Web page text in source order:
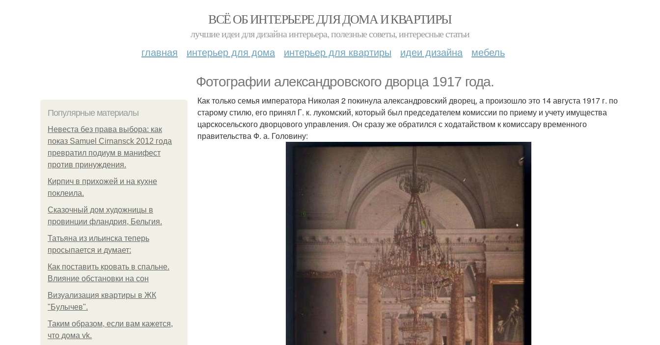
ВСЁ ОБ ИНТЕРЬЕРЕ ДЛЯ ДОМА И КВАРТИРЫ
лучшие идеи для дизайна интерьера, полезные советы, интересные статьи
главная интерьер для дома интерьер для квартиры идеи дизайна мебель
Фотографии александровского дворца 1917 года.
Популярные материалы
Невеста без права выбора: как
показ Samuel Cirnansck 2012 года
превратил подиум в манифест
против принуждения.
Кирпич в прихожей и на кухне
поклеила.
Сказочный дом художницы в
провинции фландрия, Бельгия.
Татьяна из ильинска теперь
просыпается и думает:
Как поставить кровать в спальне.
Влияние обстановки на сон
Визуализация квартиры в ЖК
"Булычев".
Таким образом, если вам кажется,
что дома vk.
Как только семья императора Николая 2 покинула александровский дворец, а произошло это 14 августа 1917 г. по
старому стилю, его принял Г. к. лукомский, который был председателем комиссии по приему и учету имущества
царскосельского дворцового управления. Он сразу же обратился с ходатайством к комиссару временного
правительства Ф. а. Головину: